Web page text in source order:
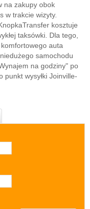
na zakupy obok
w trakcie wizyty.
kosztuje
taksówki. Dla tego,
auta
samochodu
na godziny" po
punkt wysyłki Joinville-